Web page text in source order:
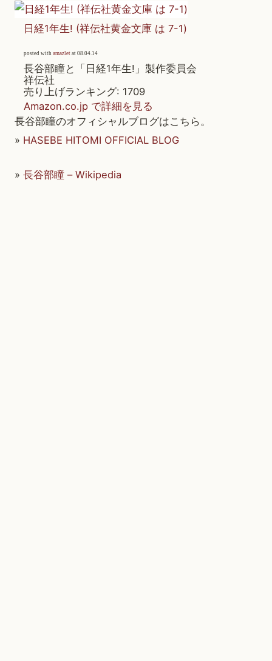
日経1年生! (祥伝社黄金文庫 は 7-1)
posted with amazlet at 08.04.14
長谷部瞳と「日経1年生!」製作委員会
祥伝社
売り上げランキング: 1709
Amazon.co.jp で詳細を見る
長谷部瞳のオフィシャルブログはこちら。
» HASEBE HITOMI OFFICIAL BLOG
» 長谷部瞳 – Wikipedia